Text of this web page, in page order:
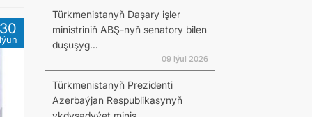
30
Iýun
Türkmenistanyň Daşary işler
ministriniň ABŞ-nyň senatory bilen
duşuşyg...
09 Iýul 2026
Türkmenistanyň Prezidenti
Azerbaýjan Respublikasynyň